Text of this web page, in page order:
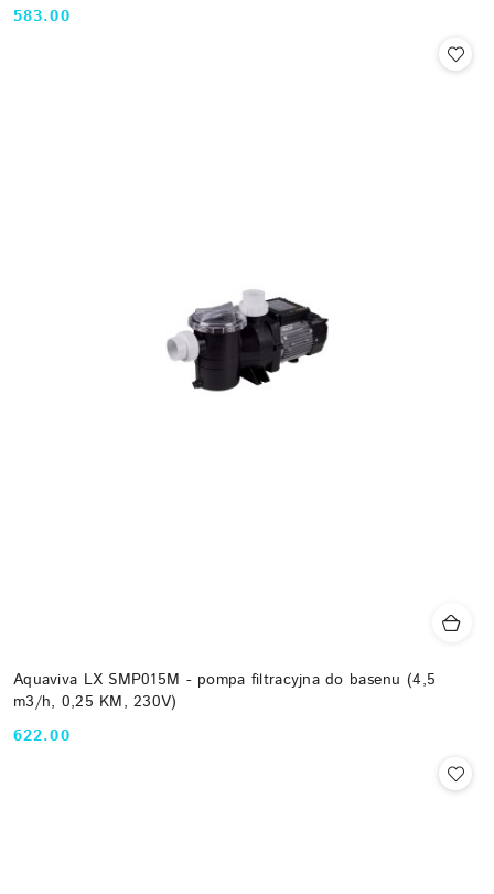
Cena:
583.00
Aquaviva LX SMP015M - pompa filtracyjna do basenu (4,5
m3/h, 0,25 KM, 230V)
Cena:
622.00